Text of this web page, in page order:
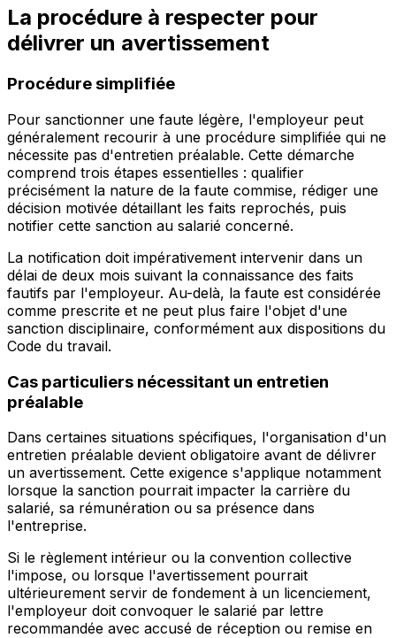
La procédure à respecter pour
délivrer un avertissement
Procédure simplifiée
Pour sanctionner une faute légère, l'employeur peut
généralement recourir à une procédure simplifiée qui ne
nécessite pas d'entretien préalable. Cette démarche
comprend trois étapes essentielles : qualifier
précisément la nature de la faute commise, rédiger une
décision motivée détaillant les faits reprochés, puis
notifier cette sanction au salarié concerné.
La notification doit impérativement intervenir dans un
délai de deux mois suivant la connaissance des faits
fautifs par l'employeur. Au-delà, la faute est considérée
comme prescrite et ne peut plus faire l'objet d'une
sanction disciplinaire, conformément aux dispositions du
Code du travail.
Cas particuliers nécessitant un entretien
préalable
Dans certaines situations spécifiques, l'organisation d'un
entretien préalable devient obligatoire avant de délivrer
un avertissement. Cette exigence s'applique notamment
lorsque la sanction pourrait impacter la carrière du
salarié, sa rémunération ou sa présence dans
l'entreprise.
Si le règlement intérieur ou la convention collective
l'impose, ou lorsque l'avertissement pourrait
ultérieurement servir de fondement à un licenciement,
l'employeur doit convoquer le salarié par lettre
recommandée avec accusé de réception ou remise en